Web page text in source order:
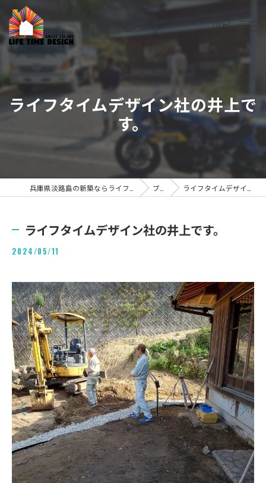
ライフタイムデザイン社の井上で
す。
ブログ ライフタイムデザイン社の井上です。
ライフタイムデザイン社の井上です。
2024/05/11